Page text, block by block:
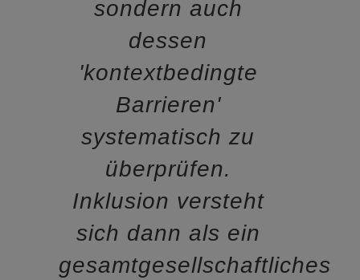
sondern auch
dessen
'kontextbedingte
Barrieren'
systematisch zu
überprüfen.
Inklusion versteht
sich dann als ein
gesamtgesellschaftliches